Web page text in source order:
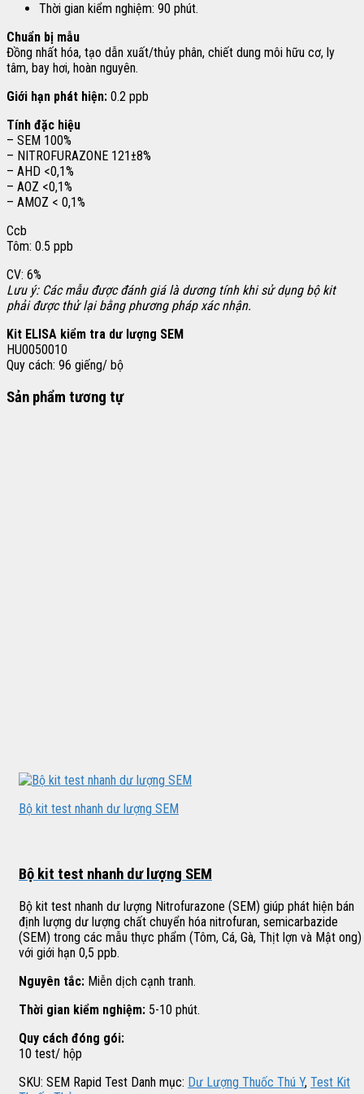
Thời gian kiểm nghiệm: 90 phút.
Chuẩn bị mẫu
Đồng nhất hóa, tạo dẫn xuất/thủy phân, chiết dung môi hữu cơ, ly
tâm, bay hơi, hoàn nguyên.
Giới hạn phát hiện: 0.2 ppb
Tính đặc hiệu
– SEM 100%
– NITROFURAZONE 121±8%
– AHD <0,1%
– AOZ <0,1%
– AMOZ < 0,1%
Ccb
Tôm: 0.5 ppb
CV: 6%
Lưu ý: Các mẫu được đánh giá là dương tính khi sử dụng bộ kit
phải được thử lại bằng phương pháp xác nhận.
Kit ELISA kiểm tra dư lượng SEM
HU0050010
Quy cách: 96 giếng/ bộ
Sản phẩm tương tự
Bộ kit test nhanh dư lượng SEM
Bộ kit test nhanh dư lượng SEM
Bộ kit test nhanh dư lượng Nitrofurazone (SEM) giúp phát hiện bán
định lượng dư lượng chất chuyển hóa nitrofuran, semicarbazide
(SEM) trong các mẫu thực phẩm (Tôm, Cá, Gà, Thịt lợn và Mật ong)
với giới hạn 0,5 ppb.
Nguyên tắc: Miễn dịch cạnh tranh.
Thời gian kiểm nghiệm: 5-10 phút.
Quy cách đóng gói:
10 test/ hộp
SKU: SEM Rapid Test Danh mục: Dư Lượng Thuốc Thú Y, Test Kit